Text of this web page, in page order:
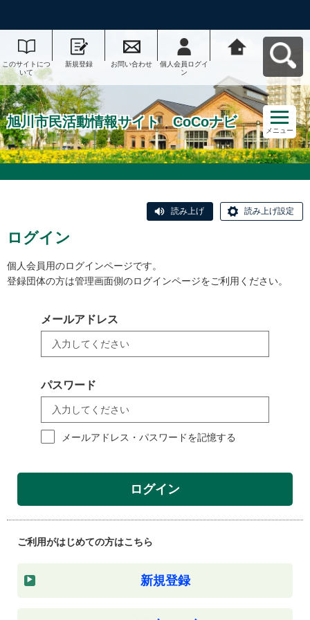
このサイトにつ
いて
新規登録 お問い合わせ
個人会員ログイ
ン
ナビへ戻る
旭川市民活動情報サイト CoCoナビ
メニュー
読み上げ 読み上げ設定
ログイン
個人会員用のログインページです。
登録団体の方は管理画面側のログインページをご利用ください。
メールアドレス
パスワード
メールアドレス・パスワードを記憶する
ログイン
ご利用がはじめての方はこちら
新規登録